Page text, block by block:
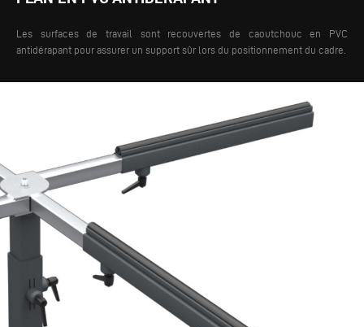
Les surfaces de travail sont recouvertes de caoutchouc en PVC
antidérapant pour assurer un support sûr lors du positionnement du cadre.